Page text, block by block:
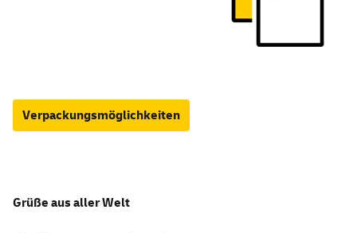
Verpackungsmöglichkeiten
Grüße aus aller Welt